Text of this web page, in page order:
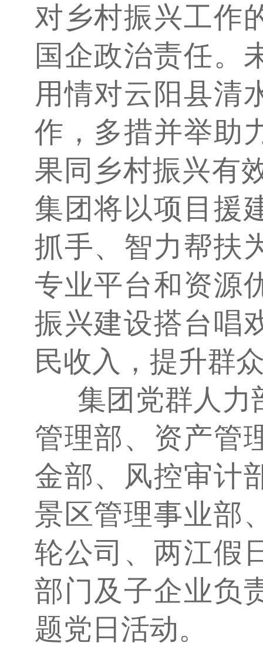
对乡村振兴工作
国企政治责任。
用情对云阳县清
作，多措并举助
果同乡村振兴有
集团将以项目援
抓手、智力帮扶
专业平台和资源
振兴建设搭台唱
民收入，提升群
集团党群人力
管理部、资产管
金部、风控审计
景区管理事业部
轮公司、两江假
部门及子企业负
题党日活动。